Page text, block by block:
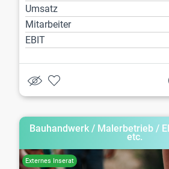
Umsatz
Mitarbeiter
EBIT
Bauhandwerk / Malerbetrieb /
etc.